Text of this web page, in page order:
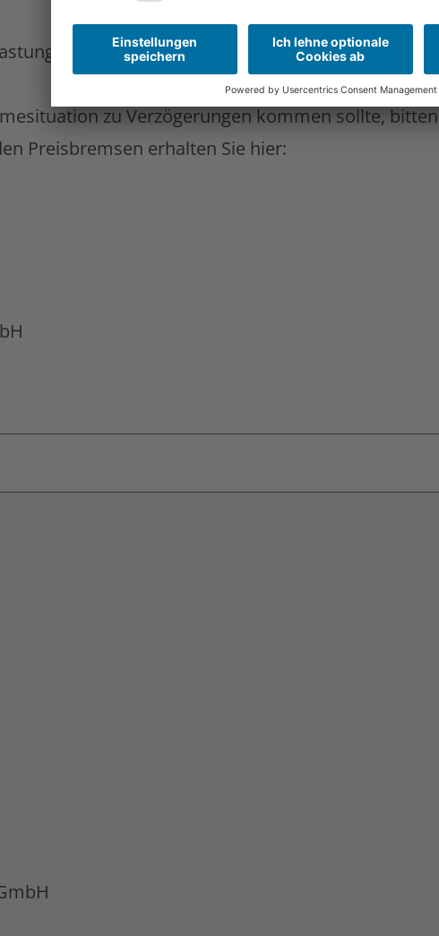
durch die Preisbremsen haben, dann
zu Verzögerungen kommen sollte,
Preisbremsen erhalten Sie hier: